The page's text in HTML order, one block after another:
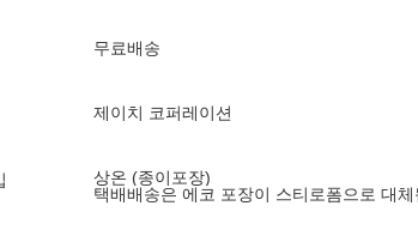
무료배송
제이치 코퍼레이션
상온 (종이포장)
택배배송은 에코 포장이 스티로폼으로 대체